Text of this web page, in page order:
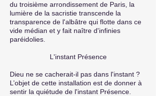
du troisième arrondissement de Paris, la
lumière de la sacristie transcende la
transparence de l'albâtre qui flotte dans ce
vide médian et y fait naître d'infinies
paréidolies.
L'instant Présence
Dieu ne se cacherait-il pas dans l'instant ?
L’objet de cette installation est de donner à
sentir la quiétude de l'instant Présence.